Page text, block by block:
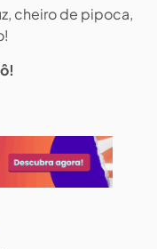
cheiro de pipoca,